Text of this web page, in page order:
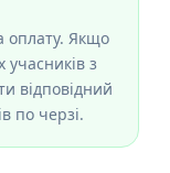
оплату. Якщо
учасників з
відповідний
по черзі.